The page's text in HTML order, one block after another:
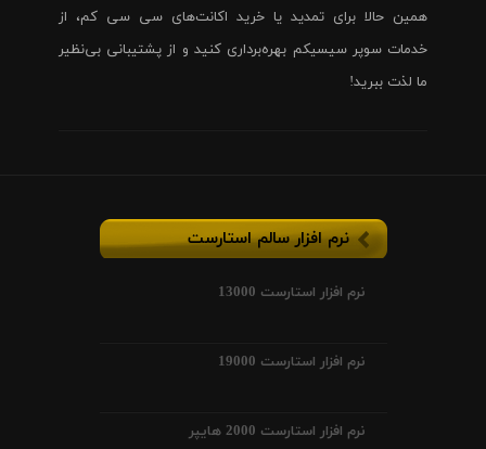
همین حالا برای تمدید یا خرید اکانت‌های سی سی کم، از
خدمات سوپر سیسیکم بهره‌برداری کنید و از پشتیبانی بی‌نظیر
ما لذت ببرید!
نرم افزار سالم استارست
نرم افزار استارست 13000
نرم افزار استارست 19000
نرم افزار استارست 2000 هایپر